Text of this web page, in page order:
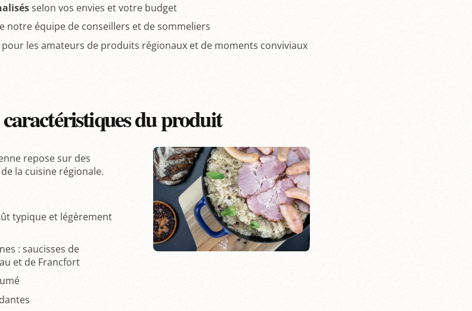
selon vos envies et votre budget
notre équipe de conseillers et de sommeliers
les amateurs de produits régionaux et de moments conviviaux
du produit
repose sur des
la cuisine régionale.
typique et légèrement
: saucisses de
et de Francfort